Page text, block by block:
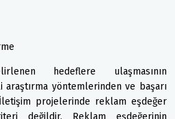
hedeflere ulaşmasının
yöntemlerinden ve başarı
projelerinde reklam eşdeğer
değildir. Reklam eşdeğerinin